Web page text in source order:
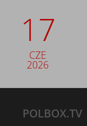
17
CZE
2026
POLBOX.TV